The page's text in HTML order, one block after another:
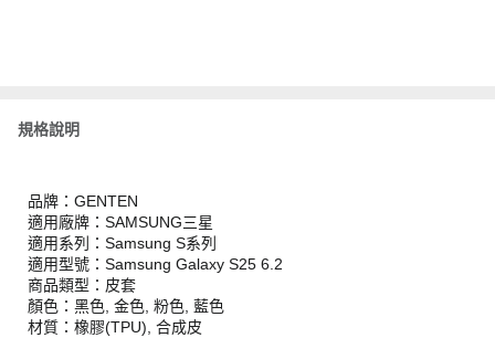
規格說明
品牌：GENTEN
適用廠牌：SAMSUNG三星
適用系列：Samsung S系列
適用型號：Samsung Galaxy S25 6.2
商品類型：皮套
顏色：黑色, 金色, 粉色, 藍色
材質：橡膠(TPU), 合成皮